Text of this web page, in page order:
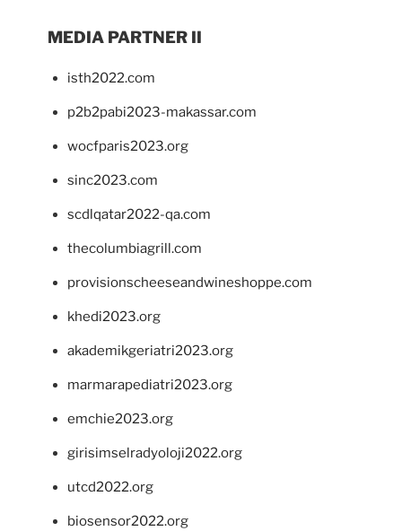
MEDIA PARTNER II
isth2022.com
p2b2pabi2023-makassar.com
wocfparis2023.org
sinc2023.com
scdlqatar2022-qa.com
thecolumbiagrill.com
provisionscheeseandwineshoppe.com
khedi2023.org
akademikgeriatri2023.org
marmarapediatri2023.org
emchie2023.org
girisimselradyoloji2022.org
utcd2022.org
biosensor2022.org